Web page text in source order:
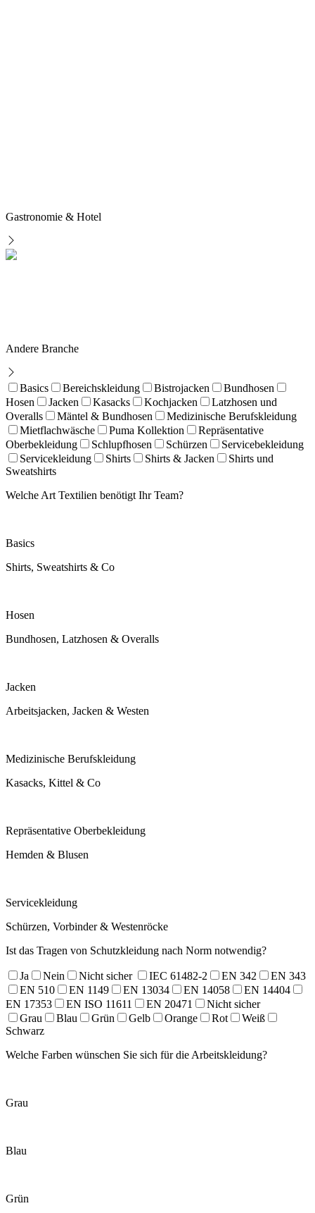
Gastronomie & Hotel
Andere Branche
Basics Bereichskleidung Bistrojacken
Bundhosen
Hosen
Jacken Kasacks Kochjacken
Latzhosen und
Overalls
Mäntel & Bundhosen
Medizinische Berufskleidung
Mietflachwäsche
Puma Kollektion
Repräsentative
Oberbekleidung
Schlupfhosen Schürzen
Servicebekleidung
Servicekleidung
Shirts Shirts & Jacken
Shirts und
Sweatshirts
Welche Art Textilien benötigt Ihr Team?
Basics
Shirts, Sweatshirts & Co
Hosen
Bundhosen, Latzhosen & Overalls
Jacken
Arbeitsjacken, Jacken & Westen
Medizinische Berufskleidung
Kasacks, Kittel & Co
Repräsentative Oberbekleidung
Hemden & Blusen
Servicekleidung
Schürzen, Vorbinder & Westenröcke
Ist das Tragen von Schutzkleidung nach Norm notwendig?
Ja Nein Nicht sicher IEC 61482-2 EN 342
EN 343
EN 510
EN 1149 EN 13034 EN 14058
EN 14404
EN 17353
EN ISO 11611 EN 20471
Nicht sicher
Grau
Blau Grün Gelb Orange Rot
Weiß
Schwarz
Welche Farben wünschen Sie sich für die Arbeitskleidung?
Grau
Blau
Grün